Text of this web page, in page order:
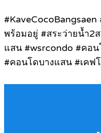
พร้อมอยู่ #สระว่ายน้ำ2
แสน #wsrcondo #คอ
#คอนโดบางแสน #เคฟ